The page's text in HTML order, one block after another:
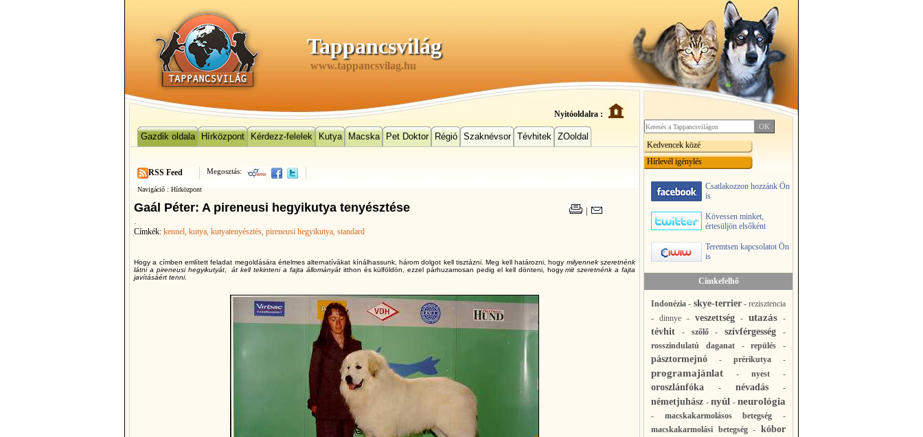
Tappancsvilág
www.tappancsvilag.hu
Nyitóoldalra :
Gazdik oldala Hírközpont Kérdezz-felelek Kutya Macska Pet Doktor Régió Szaknévsor Tévhitek ZOoldal
Megosztás:
RSS Feed
Navigáció : Hírközpont
Gaál Péter: A pireneusi hegyikutya tenyésztése
.
Címkék: kennel, kutya, kutyatenyésztés, pireneusi hegyikutya, standard
Hogy a címben említett feladat megoldására értelmes alternatívákat kínálhassunk, három dolgot kell tisztázni. Meg kell határozni, hogy milyennek szeretnénk
látni a pireneusi hegyikutyát,át kell tekinteni a fajta állományátitthon és külföldön, ezzel párhuzamosan pedig el kell dönteni, hogymit szeretnénk a fajta
javításáért tenni.
Kedvencek közé
Hírlevél igénylés
Csatlakozzon hozzánk Ön
is
Kövessen minket,
értesüljön elsőként
Teremtsen kapcsolatot Ön
is
Címkefelhő
Indonézia - skye-terrier- rezisztencia
- dinnye - veszettség - utazás -
tévhit - szőlő-szívférgesség -
rosszindulatú daganat-repülés -
pásztormejnó - prérikutya -
programajánlat -nyest -
oroszlánfóka - névadás -
németjuhász - nyúl - neurológia
- macskakarmolásos betegség -
macskakarmolási betegség-kóbor